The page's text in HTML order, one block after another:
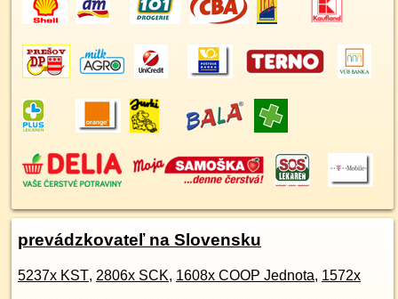
prevádzkovateľ na Slovensku
5237x KST, 2806x SCK, 1608x COOP Jednota, 1572x